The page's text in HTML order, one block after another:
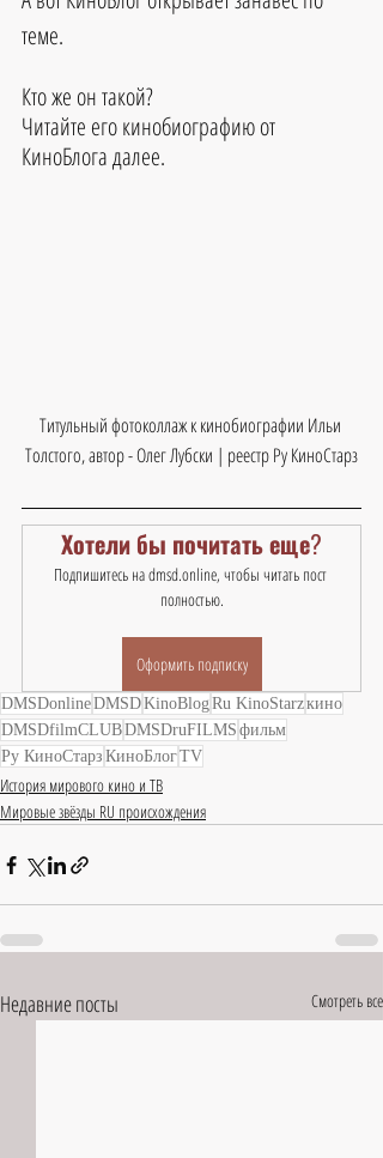
теме.
Кто же он такой?
Читайте его кинобиографию от
КиноБлога далее.
Титульный фотоколлаж к кинобиографии Ильи
Толстого, автор - Олег Лубски | реестр Ру КиноСтарз
Хотели бы почитать еще?
Подпишитесь на dmsd.online, чтобы читать пост
полностью.
Оформить подписку
DMSDonlineDMSDKinoBlogRu KinoStarzкино
DMSDfilmCLUBDMSDruFILMS фильм
Ру КиноСтарз КиноБлогTV
История мирового кино и ТВ
Мировые звёзды RU происхождения
Недавние посты Смотреть все